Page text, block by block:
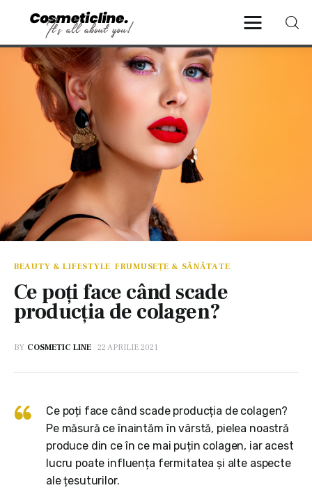
CosmeticLine.
It's all about you!
Frumusețe & Sănătate
Beauty & LifeStyle
Cosmetică Medicală
Anti Aging Medicine
BEAUTY & LIFESTYLE FRUMUSEȚE & SĂNĂTATE
Ce poți face când scade
producția de colagen?
BY COSMETIC LINE 22 APRILIE 2021
Ce poți face când scade producția de colagen?
Pe măsură ce înaintăm în vârstă, pielea noastră
produce din ce în ce mai puțin colagen, iar acest
lucru poate influența fermitatea și alte aspecte
ale țesuturilor.